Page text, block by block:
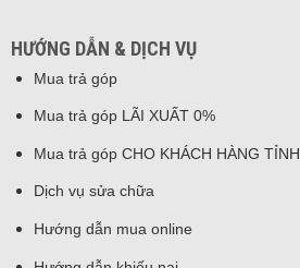
HƯỚNG DẪN & DỊCH VỤ
Mua trả góp
Mua trả góp LÃI XUẤT 0%
Mua trả góp CHO KHÁCH HÀNG TỈNH
Dịch vụ sửa chữa
Hướng dẫn mua online